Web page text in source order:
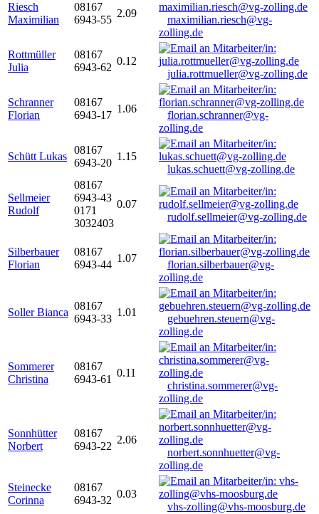
Riesch
Maximilian
08167
6943-55
2.09
maximilian.riesch@vg-
zolling.de
Rottmüller
Julia
08167
6943-62
0.12
julia.rottmueller@vg-zolling.de
Schranner
Florian
08167
6943-17
1.06
florian.schranner@vg-
zolling.de
Schütt Lukas
08167
6943-20
1.15
lukas.schuett@vg-zolling.de
Sellmeier
Rudolf
08167
6943-43
0171
3032403
0.07
rudolf.sellmeier@vg-zolling.de
Silberbauer
Florian
08167
6943-44
1.07
florian.silberbauer@vg-
zolling.de
Soller Bianca
08167
6943-33
1.01
gebuehren.steuern@vg-
zolling.de
Sommerer
Christina
08167
6943-61
0.11
christina.sommerer@vg-
zolling.de
Sonnhütter
Norbert
08167
6943-22
2.06
norbert.sonnhuetter@vg-
zolling.de
Steinecke
Corinna
08167
6943-32
0.03
vhs-zolling@vhs-moosburg.de